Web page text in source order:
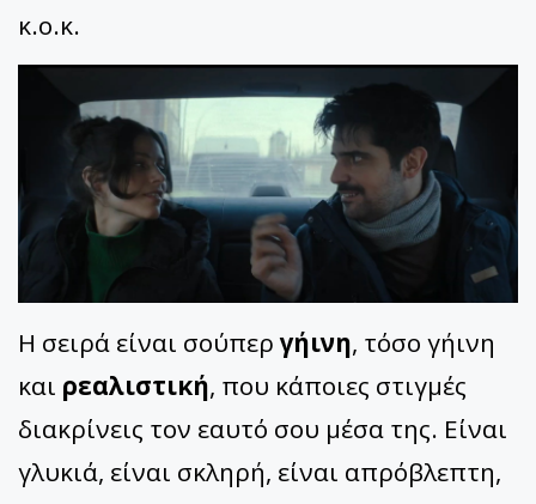
κ.ο.κ.
Η σειρά είναι σούπεργήινη, τόσο γήινη
και ρεαλιστική, που κάποιες στιγμές
διακρίνεις τον εαυτό σου μέσα της. Είναι
γλυκιά, είναι σκληρή, είναι απρόβλεπτη,